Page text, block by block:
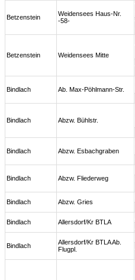
Betzenstein
Weidensees Haus-Nr.
-58-
Betzenstein Weidensees Mitte
Bindlach Ab. Max-Pöhlmann-Str.
Bindlach Abzw. Bühlstr.
Bindlach Abzw. Esbachgraben
Bindlach Abzw. Fliederweg
Bindlach Abzw. Gries
Bindlach Allersdorf/Kr BTLA
Bindlach
Allersdorf/Kr BTLA Ab.
Flugpl.